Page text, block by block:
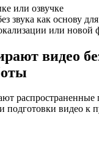
или озвучке
звука как основу
или
видео
распространенные
подготовки видео к